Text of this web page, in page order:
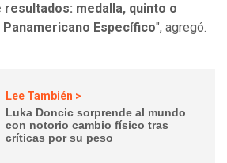
medalla, quinto o
Específico", agregó.
Lee También >
Luka Doncic sorprende al mundo
con notorio cambio físico tras
críticas por su peso